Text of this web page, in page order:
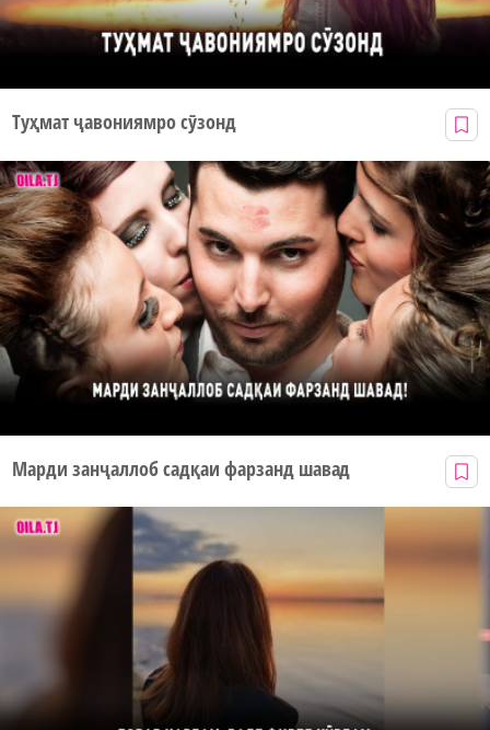
Туҳмат ҷавониямро сӯзонд
Марди занҷаллоб садқаи фарзанд шавад